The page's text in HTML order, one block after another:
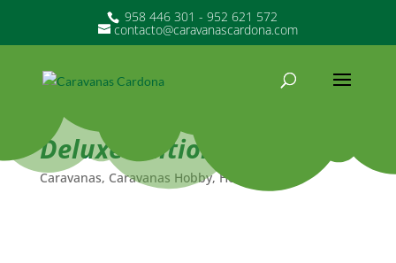
958 446 301 - 952 621 572
contacto@caravanascardona.com
Deluxe Edition
Caravanas, Caravanas Hobby,Hobby